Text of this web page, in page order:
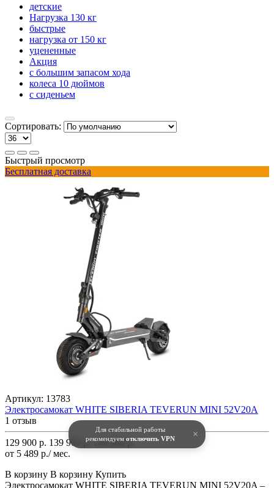
Для стабильной работы
рекомендуем отключить VPN ×
детские
Нагрузка 130 кг
быстрые
нагрузка от 150 кг
уцененные
Акция
с большим запасом хода
колеса 10 дюймов
с сиденьем
Сортировать:
Быстрый просмотр
Бесплатная доставка
Артикул: 13783
Электросамокат WHITE SIBERIA TEVERUN MINI 52V20A
1 отзыв
129 900 р. 139 900 р. 149 900 р.
от 5 489 р./ мес.
В корзину В корзину Купить
Электросамокат WHITE SIBERIA TEVERUN MINI 52V20A –